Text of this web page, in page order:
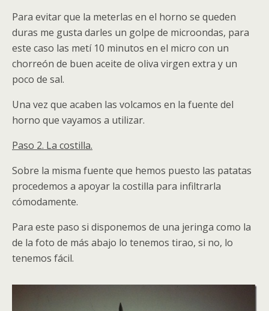
Para evitar que la meterlas en el horno se queden
duras me gusta darles un golpe de microondas, para
este caso las metí 10 minutos en el micro con un
chorreón de buen aceite de oliva virgen extra y un
poco de sal.
Una vez que acaben las volcamos en la fuente del
horno que vayamos a utilizar.
Paso 2. La costilla.
Sobre la misma fuente que hemos puesto las patatas
procedemos a apoyar la costilla para infiltrarla
cómodamente.
Para este paso si disponemos de una jeringa como la
de la foto de más abajo lo tenemos tirao, si no, lo
tenemos fácil.